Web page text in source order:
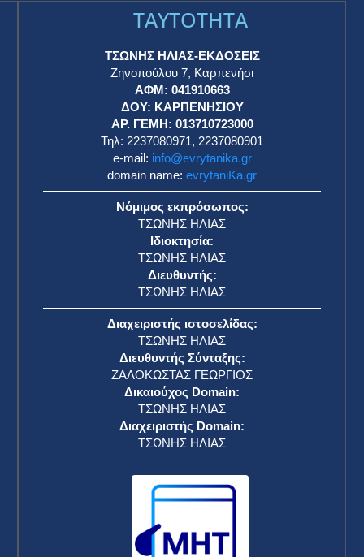
TAYTOTHTA
ΤΣΩΝΗΣ ΗΛΙΑΣ-ΕΚΔΟΣΕΙΣ
Ζηνοπούλου 7, Καρπενήσι
ΑΦΜ: 041910663
ΔΟΥ: ΚΑΡΠΕΝΗΣΙΟΥ
ΑΡ. ΓΕΜΗ: 013710723000
Τηλ: 2237080971, 2237080901
e-mail: info@evrytanika.gr
domain name: evrytaniKa.gr
Νόμιμος εκπρόσωπος:
ΤΣΩΝΗΣ ΗΛΙΑΣ
Ιδιοκτησία:
ΤΣΩΝΗΣ ΗΛΙΑΣ
Διευθυντής:
ΤΣΩΝΗΣ ΗΛΙΑΣ
Διαχειριστής ιστοσελίδας:
ΤΣΩΝΗΣ ΗΛΙΑΣ
Διευθυντής Σύνταξης:
ΖΑΛΟΚΩΣΤΑΣ ΓΕΩΡΓΙΟΣ
Δικαιούχος Domain:
ΤΣΩΝΗΣ ΗΛΙΑΣ
Διαχειριστής Domain:
ΤΣΩΝΗΣ ΗΛΙΑΣ